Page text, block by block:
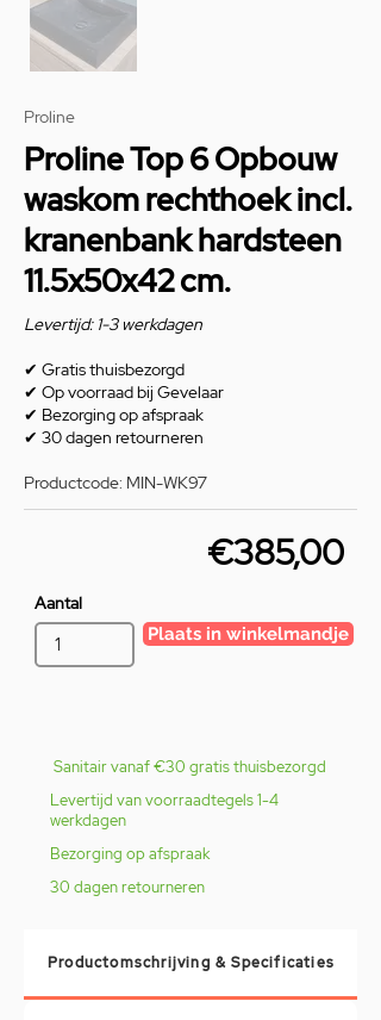
Proline
Proline Top 6 Opbouw
waskom rechthoek incl.
kranenbank hardsteen
11.5x50x42 cm.
Levertijd: 1-3 werkdagen
✔ Gratis thuisbezorgd
✔ Op voorraad bij Gevelaar
✔ Bezorging op afspraak
✔ 30 dagen retourneren
Productcode: MIN-WK97
€385,00
Aantal
Plaats in winkelmandje
Sanitair vanaf €30 gratis thuisbezorgd
Levertijd van voorraadtegels 1-4
werkdagen
Bezorging op afspraak
30 dagen retourneren
Productomschrijving & Specificaties